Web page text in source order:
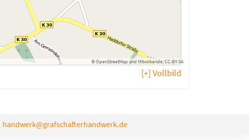
©OpenStreetMap und Mitwirkende,CC-BY-SA
[+] Vollbild
handwerk@grafschafterhandwerk.de